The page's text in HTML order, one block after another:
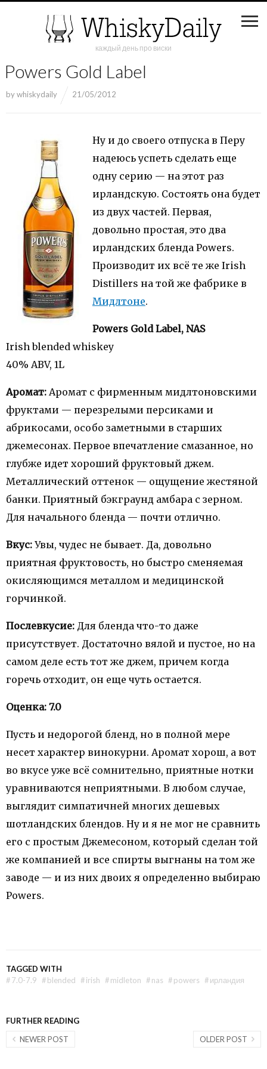
каждый день про виски
Powers Gold Label
bywhiskydaily 21/05/2012
Ну и до своего отпуска в Перу
надеюсь успеть сделать еще
одну серию — на этот раз
ирландскую. Состоять она будет
из двух частей. Первая,
довольно простая, это два
ирландских бленда Powers.
Производит их всё те же Irish
Distillers на той же фабрике в
Мидлтоне.
Powers Gold Label, NAS
Irish blended whiskey
40% ABV, 1L
Аромат: Аромат с фирменным мидлтоновскими
фруктами — перезрелыми персиками и
абрикосами, особо заметными в старших
джемесонах. Первое впечатление смазанное, но
глубже идет хороший фруктовый джем.
Металлический оттенок — ощущение жестяной
банки. Приятный бэкграунд амбара с зерном.
Для начального бленда — почти отлично.
Вкус: Увы, чудес не бывает. Да, довольно
приятная фруктовость, но быстро сменяемая
окисляющимся металлом и медицинской
горчинкой.
Послевкусие: Для бленда что-то даже
присутствует. Достаточно вялой и пустое, но на
самом деле есть тот же джем, причем когда
горечь отходит, он еще чуть остается.
Оценка: 7.0
Пусть и недорогой бленд, но в полной мере
несет характер винокурни. Аромат хорош, а вот
во вкусе уже всё сомнительно, приятные нотки
уравниваются неприятными. В любом случае,
выглядит симпатичней многих дешевых
шотландских блендов. Ну и я не мог не сравнить
его с простым Джемесоном, который сделан той
же компанией и все спирты выгнаны на том же
заводе — и из них двоих я определенно выбираю
Powers.
TAGGED WITH
#7.0-7.9 #blended #irish #midleton #nas #powers #ирландия
FURTHER READING
OLDER POST
NEWER POST